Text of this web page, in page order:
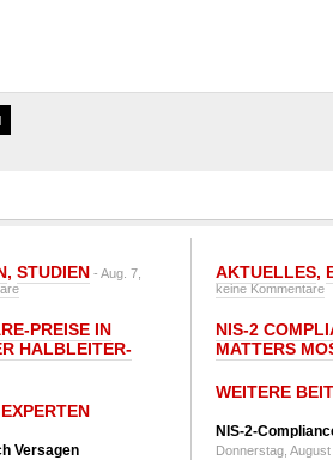
, STUDIEN - Aug. 7,
PREISE IN
HALBLEITER-
Versagen
AKTUELLES,
keine Kommentare
NIS-2
MATTERS
WEITERE
NIS-2-
Donnerstag,